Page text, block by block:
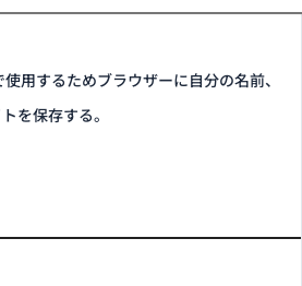
用するためブラウザーに自分の名前、
を保存する。